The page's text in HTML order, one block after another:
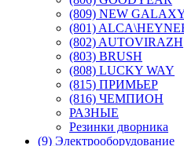
(809) NEW
(801)
(802) AUTOVIRAZH
(803) BRUSH
(808) LUCKY WAY
(815) ПРИМЬЕР
(816) ЧЕМПИОН
РАЗНЫЕ
Резинки дворника
(9) Электрооборудование